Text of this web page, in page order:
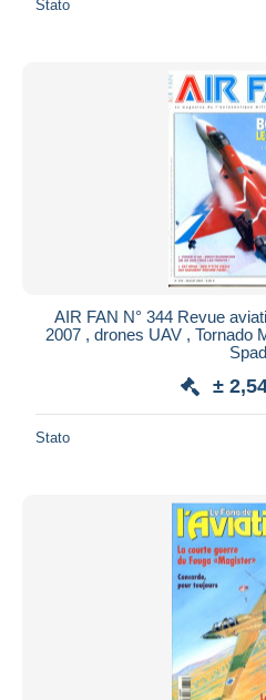
Stato
AIR FAN N° 344 Revue
2007 , drones UAV , Tornado
Spad
±
Stato